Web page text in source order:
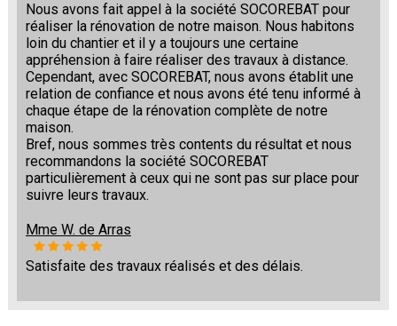
Nous avons fait appel à la société SOCOREBAT pour
réaliser la rénovation de notre maison. Nous habitons
loin du chantier et il y a toujours une certaine
appréhension à faire réaliser des travaux à distance.
Cependant, avec SOCOREBAT, nous avons établit une
relation de confiance et nous avons été tenu informé à
chaque étape de la rénovation complète de notre
maison.
Bref, nous sommes très contents du résultat et nous
recommandons la société SOCOREBAT
particulièrement à ceux qui ne sont pas sur place pour
suivre leurs travaux.
Mme W. de Arras
Satisfaite des travaux réalisés et des délais.